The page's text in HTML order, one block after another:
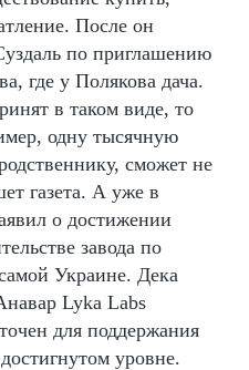
После он
по приглашению
где у Полякова дача.
в таком виде, то
одну тысячную
сможет не
газета. А уже в
о достижении
завода по
Украине. Дека
Lyka Labs
для поддержания
уровне.